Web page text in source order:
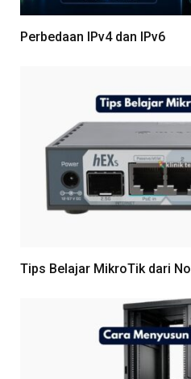
Perbedaan IPv4 dan IPv6
Tips Belajar MikroTik dari Nol